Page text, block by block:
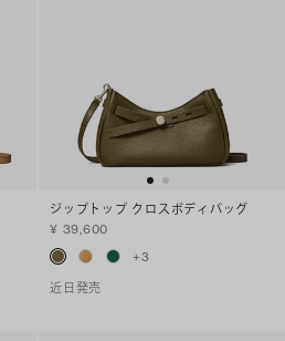
ジップトップ クロスボディバッグ
¥ 39,600
+3
近日発売